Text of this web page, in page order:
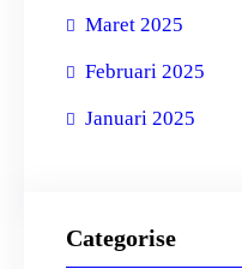
Maret 2025
Februari 2025
Januari 2025
Categorise